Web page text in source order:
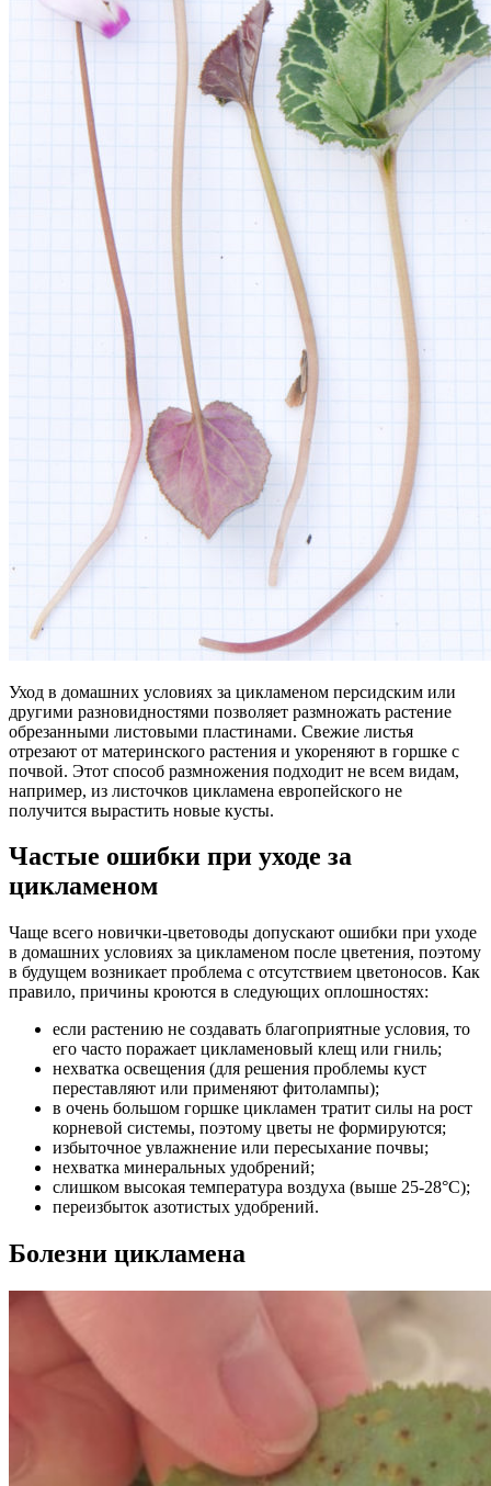
Уход в домашних условиях за цикламеном персидским или
другими разновидностями позволяет размножать растение
обрезанными листовыми пластинами. Свежие листья
отрезают от материнского растения и укореняют в горшке с
почвой. Этот способ размножения подходит не всем видам,
например, из листочков цикламена европейского не
получится вырастить новые кусты.
Частые ошибки при уходе за
цикламеном
Чаще всего новички-цветоводы допускают ошибки при уходе
в домашних условиях за цикламеном после цветения, поэтому
в будущем возникает проблема с отсутствием цветоносов. Как
правило, причины кроются в следующих оплошностях:
если растению не создавать благоприятные условия, то
его часто поражает цикламеновый клещ или гниль;
нехватка освещения (для решения проблемы куст
переставляют или применяют фитолампы);
в очень большом горшке цикламен тратит силы на рост
корневой системы, поэтому цветы не формируются;
избыточное увлажнение или пересыхание почвы;
нехватка минеральных удобрений;
слишком высокая температура воздуха (выше 25-28°С);
переизбыток азотистых удобрений.
Болезни цикламена